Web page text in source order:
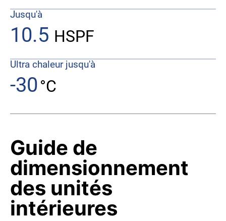
Jusqu'à
10.5 HSPF
Ultra chaleur jusqu'à
-30°C
Guide de
dimensionnement
des unités
intérieures